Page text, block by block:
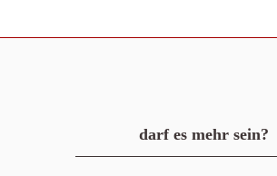
darf es mehr sein?